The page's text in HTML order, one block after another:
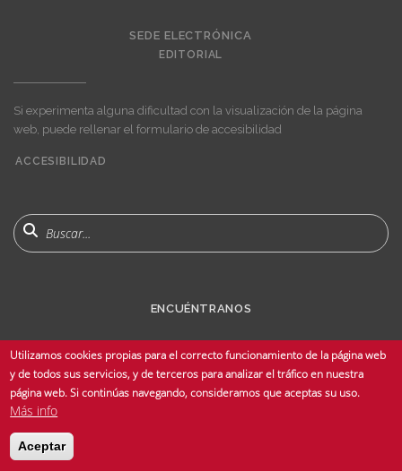
SEDE ELECTRÓNICA
EDITORIAL
Si experimenta alguna dificultad con la visualización de la página
web, puede rellenar el formulario de accesibilidad
menu
ACCESIBILIDAD
Buscar
ENCUÉNTRANOS
© Copyright 2025 Universidad de Sevilla - Todos los derechos reservados -
Utilizamos cookies propias para el correcto funcionamiento de la página web
y de todos sus servicios, y de terceros para analizar el tráfico en nuestra
página web. Si continúas navegando, consideramos que aceptas su uso.
Más info
Aceptar